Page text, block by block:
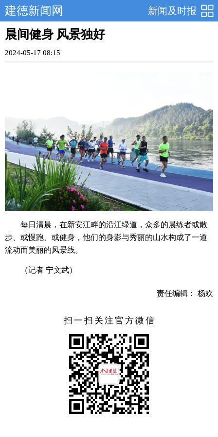
新闻及时报
建德新闻网
晨间健身 风景独好
2024-05-17 08:15
每日清晨，在新安江畔的沿江绿道，众多的晨练者或散
步、或慢跑、或健身，他们的身影与秀丽的山水构成了一道
流动而美丽的风景线。
（记者 宁文武）
责任编辑： 杨欢
扫一扫关注官方微信